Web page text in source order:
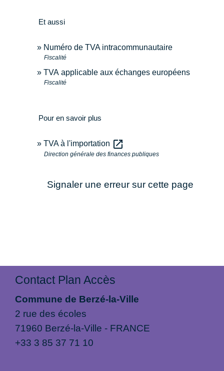
Et aussi
Numéro de TVA intracommunautaire
Fiscalité
TVA applicable aux échanges européens
Fiscalité
Pour en savoir plus
TVA à l'importation open_in_new
Direction générale des finances publiques
Signaler une erreur sur cette page
Contact Plan Accès
Commune de Berzé-la-Ville
2 rue des écoles
71960 Berzé-la-Ville - FRANCE
+33 3 85 37 71 10